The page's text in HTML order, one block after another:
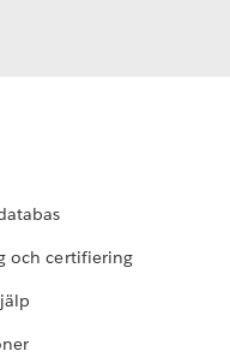
och certifiering